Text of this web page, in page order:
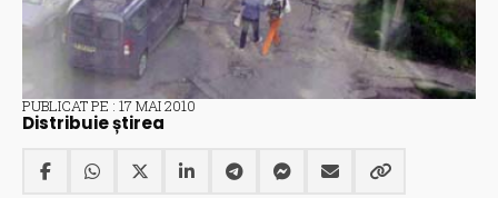
PUBLICAT PE : 17 MAI 2010
Distribuie știrea